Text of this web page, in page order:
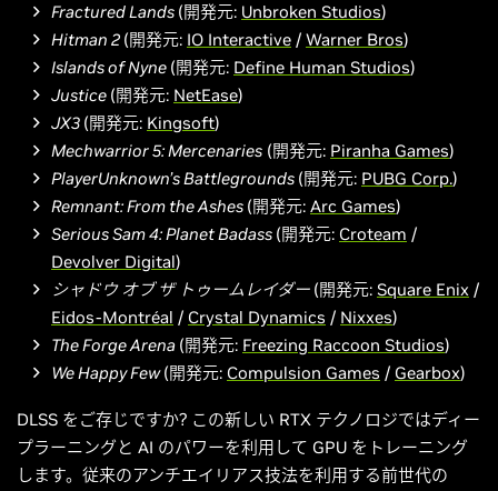
Fractured Lands (開発元: Unbroken Studios)
Hitman 2 (開発元: IO Interactive / Warner Bros)
Islands ofNyne (開発元: Define Human Studios)
Justice (開発元: NetEase)
JX3 (開発元: Kingsoft)
Mechwarrior 5: Mercenaries (開発元: Piranha Games)
PlayerUnknown’s Battlegrounds (開発元: PUBG Corp.)
Remnant: From the Ashes (開発元: Arc Games)
Serious Sam 4: Planet Badass (開発元: Croteam /
Devolver Digital)
シャドウ オブ ザ トゥームレイダー (開発元: Square Enix /
Eidos-Montréal / Crystal Dynamics / Nixxes)
The Forge Arena (開発元: Freezing Raccoon Studios)
We Happy Few(開発元: Compulsion Games / Gearbox)
DLSS をご存じですか? この新しい RTX テクノロジではディー
プラーニングと AI のパワーを利用して GPU をトレーニング
します。従来のアンチエイリアス技法を利用する前世代の